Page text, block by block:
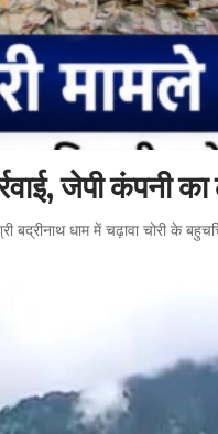
जेपी कंपनी
बद्रीनाथ धाम में चढ़ावा चोरी के